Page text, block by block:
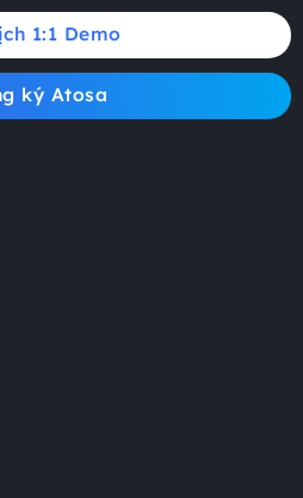
1:1 Demo
ký Atosa